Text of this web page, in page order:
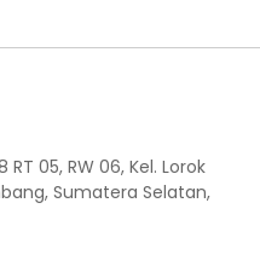
05, RW 06, Kel. Lorok
Sumatera Selatan,